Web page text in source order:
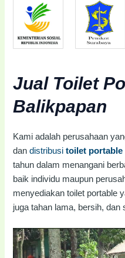
Jual Toilet
Balikpapan
Kami adalah perusahaan
dandistribusitoilet portable
tahun dalam menangani
baik individu maupun
menyediakan toilet portable
juga tahan lama, bersih, dan